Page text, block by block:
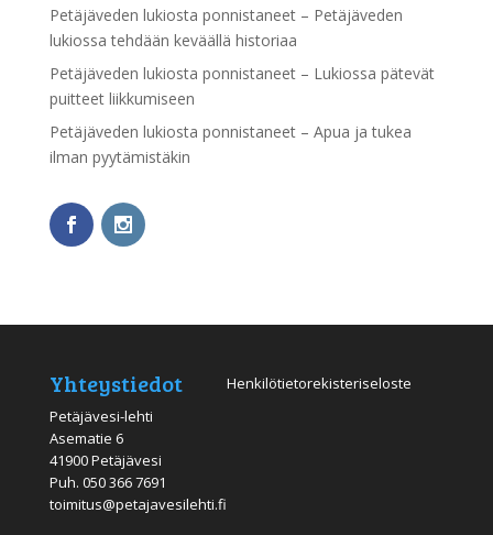
Petäjäveden lukiosta ponnistaneet – Petäjäveden
lukiossa tehdään keväällä historiaa
Petäjäveden lukiosta ponnistaneet – Lukiossa pätevät
puitteet liikkumiseen
Petäjäveden lukiosta ponnistaneet – Apua ja tukea
ilman pyytämistäkin
Yhteystiedot
Petäjävesi-lehti
Asematie 6
41900 Petäjävesi
Puh. 050 366 7691
toimitus@petajavesilehti.fi
Henkilötietorekisteriseloste